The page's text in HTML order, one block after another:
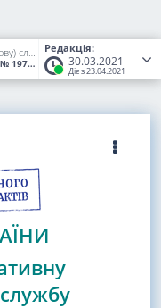
Редакція:
30.03.2021
Діє з 23.04.2021
Про альтернативну (невійськову) службу
№ 1975-XII (Статус:Чинний)